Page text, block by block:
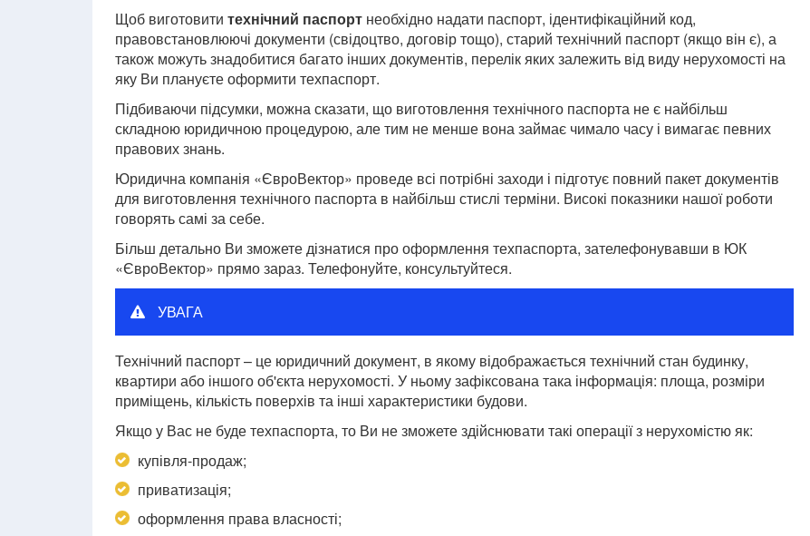
Щоб виготовити технічний паспорт необхідно надати паспорт, ідентифікаційний код,
правовстановлюючі документи (свідоцтво, договір тощо), старий технічний паспорт (якщо він є), а
також можуть знадобитися багато інших документів, перелік яких залежить від виду нерухомості на
яку Ви плануєте оформити техпаспорт.
Підбиваючи підсумки, можна сказати, що виготовлення технічного паспорта не є найбільш
складною юридичною процедурою, але тим не менше вона займає чимало часу і вимагає певних
правових знань.
Юридична компанія «ЄвроВектор» проведе всі потрібні заходи і підготує повний пакет документів
для виготовлення технічного паспорта в найбільш стислі терміни. Високі показники нашої роботи
говорять самі за себе.
Більш детально Ви зможете дізнатися про оформлення техпаспорта, зателефонувавши в ЮК
«ЄвроВектор» прямо зараз. Телефонуйте, консультуйтеся.
УВАГА
Технічний паспорт – це юридичний документ, в якому відображається технічний стан будинку,
квартири або іншого об'єкта нерухомості. У ньому зафіксована така інформація: площа, розміри
приміщень, кількість поверхів та інші характеристики будови.
Якщо у Вас не буде техпаспорта, то Ви не зможете здійснювати такі операції з нерухомістю як:
купівля-продаж;
приватизація;
оформлення права власності;